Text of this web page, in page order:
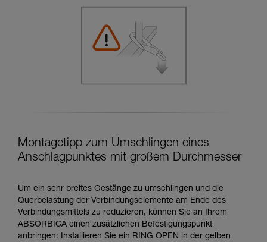
Montagetipp zum Umschlingen eines
Anschlagpunktes mit großem Durchmesser
Um ein sehr breites Gestänge zu umschlingen und die
Querbelastung der Verbindungselemente am Ende des
Verbindungsmittels zu reduzieren, können Sie an Ihrem
ABSORBICA einen zusätzlichen Befestigungspunkt
anbringen: Installieren Sie ein RING OPEN in der gelben